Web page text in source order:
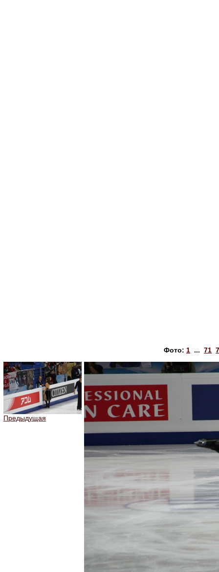
Фото: 1 ... 71
Предыдущая